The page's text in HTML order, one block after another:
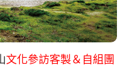
文化參訪客製＆自組團